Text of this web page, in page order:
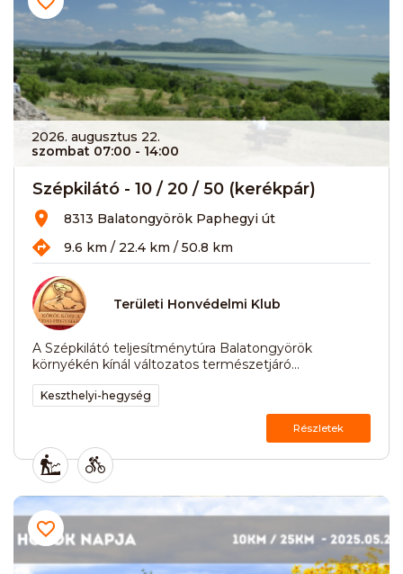
2026. augusztus 22.
szombat 07:00 - 14:00
Szépkilátó - 10 / 20 / 50 (kerékpár)
8313 Balatongyörök Paphegyi út
9.6 km / 22.4 km / 50.8 km
Területi Honvédelmi Klub
A Szépkilátó teljesítménytúra Balatongyörök
környékén kínál változatos természetjáró...
Keszthelyi-hegység
Részletek